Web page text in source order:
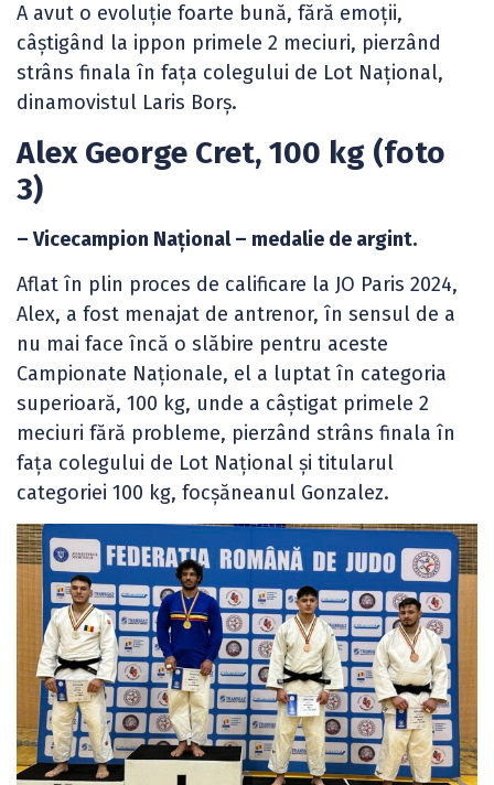
A avut o evoluție foarte bună, fără emoții,
câștigând la ippon primele 2 meciuri, pierzând
strâns finala în fața colegului de Lot Național,
dinamovistul Laris Borș.
Alex George Cret, 100 kg (foto
3)
– Vicecampion Național – medalie de argint.
Aflat în plin proces de calificare la JO Paris 2024,
Alex, a fost menajat de antrenor, în sensul de a
nu mai face încă o slăbire pentru aceste
Campionate Naționale, el a luptat în categoria
superioară, 100 kg, unde a câștigat primele 2
meciuri fără probleme, pierzând strâns finala în
fața colegului de Lot Național și titularul
categoriei 100 kg, focșăneanul Gonzalez.